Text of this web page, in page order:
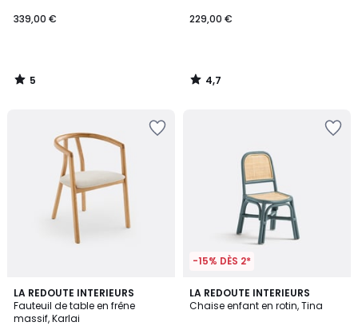
339,00 €
5
/
229,00 €
4,7
/
LA REDOUTE INTERIEURS
Fauteuil de table en frêne
massif, Karlai
-15% DÈS 2*
LA REDOUTE INTERIEURS
Chaise enfant en rotin, Tina
2
Couleurs